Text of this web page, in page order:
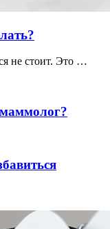
не стоит. Это …